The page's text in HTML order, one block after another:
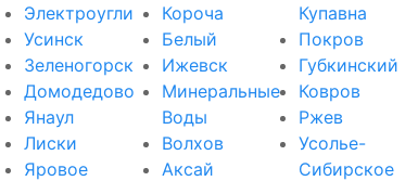
Электроугли
Усинск
Зеленогорск
Домодедово
Янаул
Лиски
Яровое
Короча
Белый
Ижевск
Минеральные
Воды
Волхов
Аксай
Купавна
Покров
Губкинский
Ковров
Ржев
Усолье-
Сибирское